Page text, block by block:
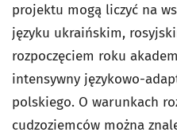
projektu mogą liczyć na
języku ukraińskim,
rozpoczęciem roku
intensywny językowo-
polskiego. O warunkach
cudzoziemców można